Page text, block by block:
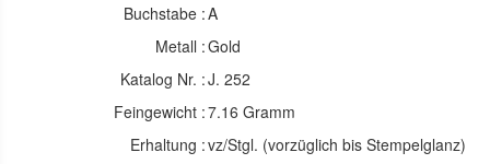
Buchstabe :A
Metall :Gold
Katalog Nr. :J. 252
Feingewicht :7.16 Gramm
Erhaltung :vz/Stgl. (vorzüglich bis Stempelglanz)